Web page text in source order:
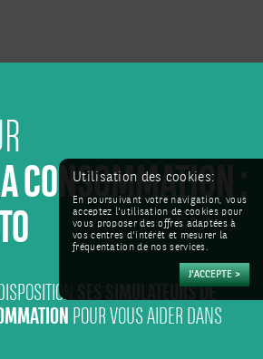
CONSOMMATION :
SES SIMULATEURS DE
POUR VOUS AIDER DANS
Utilisation des cookies:
En poursuivant votre navigation, vous
acceptez l'utilisation de cookies pour
vous proposer des offres adaptées à
vos centres d'intérêt et mesurer la
fréquentation de nos services.